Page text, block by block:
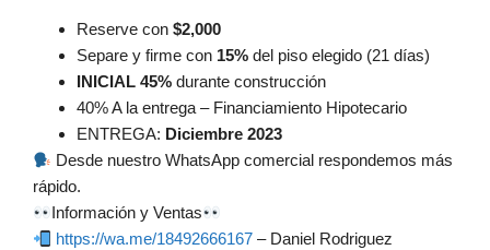
Reserve con $2,000
Separe y firme con 15% del piso elegido (21 días)
INICIAL 45% durante construcción
40% A la entrega – Financiamiento Hipotecario
ENTREGA: Diciembre 2023
Desde nuestro WhatsApp comercial respondemos más
rápido.
Información y Ventas
https://wa.me/18492666167 – Daniel Rodriguez